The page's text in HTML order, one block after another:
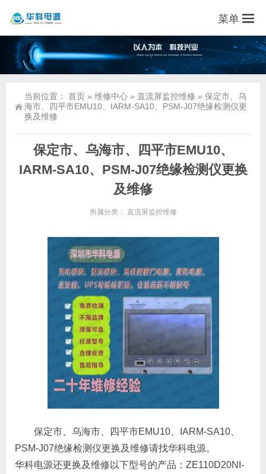
菜单
当前位置： 首页 » 维修中心 » 直流屏监控维修 » 保定市、乌
海市、四平市EMU10、IARM-SA10、PSM-J07绝缘检测仪更
换及维修
保定市、乌海市、四平市EMU10、
IARM-SA10、PSM-J07绝缘检测仪更换
及维修
所属分类： 直流屏监控维修
保定市、乌海市、四平市EMU10、IARM-SA10、
PSM-J07绝缘检测仪更换及维修请找华科电源。
华科电源还更换及维修以下型号的产品：ZE110D20NI-